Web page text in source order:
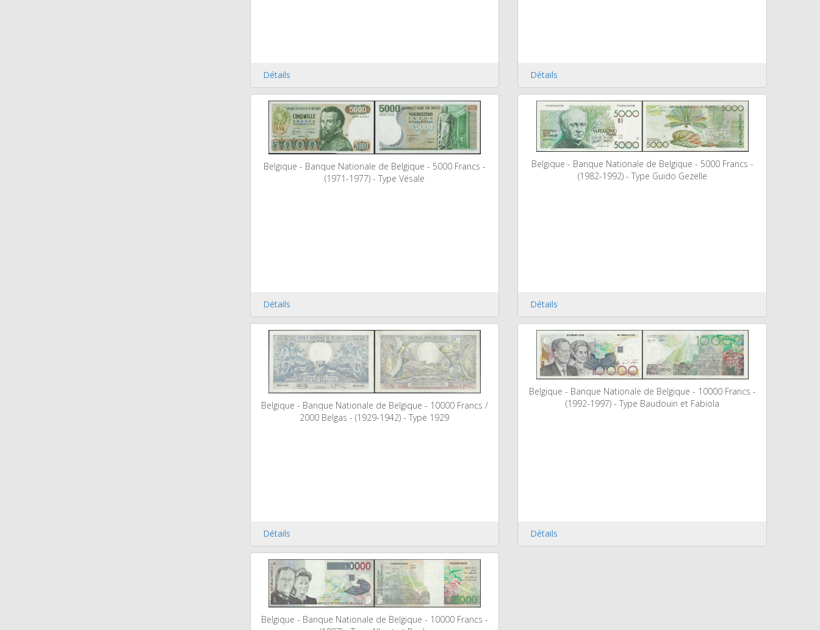
Détails Détails
Belgique - Banque Nationale de Belgique - 5000 Francs -
(1971-1977) - Type Vésale
Détails
Belgique - Banque Nationale de Belgique - 5000 Francs -
(1982-1992) - Type Guido Gezelle
Détails
Belgique - Banque Nationale de Belgique - 10000 Francs /
2000 Belgas - (1929-1942) - Type 1929
Détails
Belgique - Banque Nationale de Belgique - 10000 Francs -
(1992-1997) - Type Baudouin et Fabiola
Détails
Belgique - Banque Nationale de Belgique - 10000 Francs -